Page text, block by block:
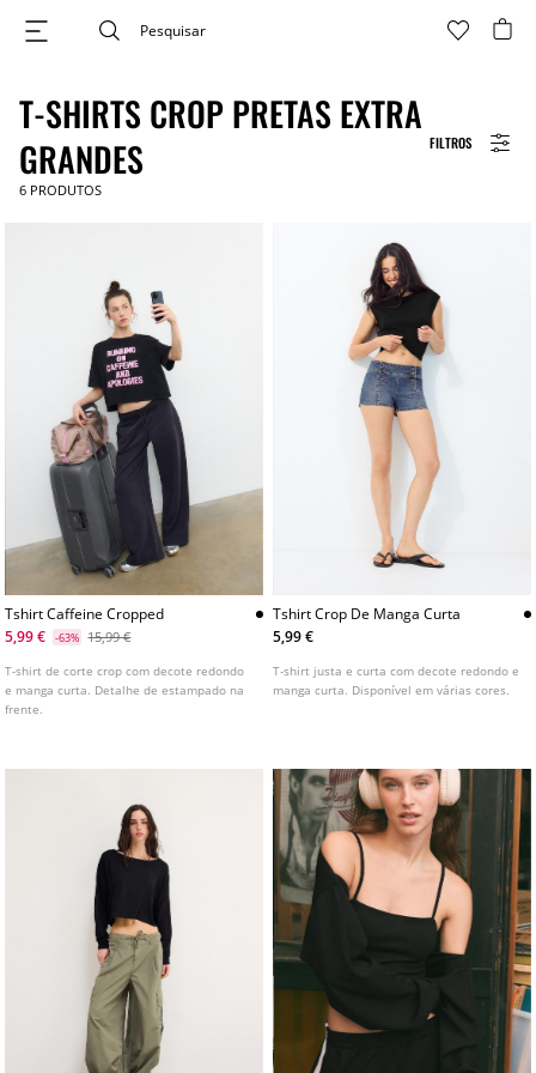
FILTROS
T-SHIRTS CROP PRETAS EXTRA
GRANDES
6 PRODUTOS
Tshirt Caffeine Cropped
5,99 €
-63% 15,99 €
T-shirt de corte crop com decote redondo
e manga curta. Detalhe de estampado na
frente.
Tshirt Crop De Manga Curta
5,99 €
T-shirt justa e curta com decote redondo e
manga curta. Disponível em várias cores.